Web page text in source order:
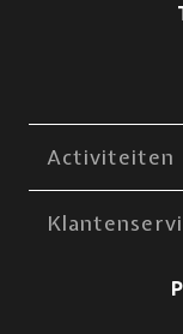
Activiteiten